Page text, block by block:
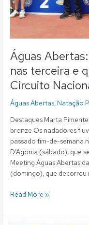
Águas
nas terceira e
Circuito
Águas Abertas, Natação
Destaques Marta
bronze Os nadadores
passado fim-de-semana
D’Agonia (sábado), que
Meeting Águas Abertas
(domingo), que decorreu
Read More »